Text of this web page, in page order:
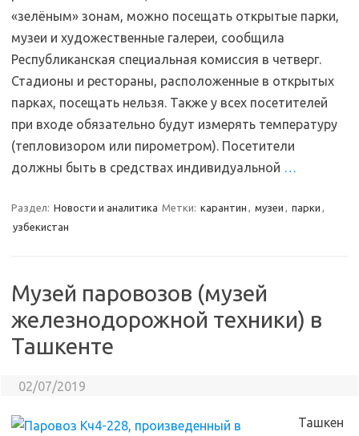
«зелёным» зонам, можно посещать открытые парки,
музеи и художественные галереи, сообщила
Республиканская специальная комиссия в четверг.
Стадионы и рестораны, расположенные в открытых
парках, посещать нельзя. Также у всех посетителей
при входе обязательно будут измерять температуру
(тепловизором или пирометром). Посетители
должны быть в средствах индивидуальной …
Раздел: Новости и аналитика Метки: карантин , музеи , парки ,
узбекистан
Музей паровозов (музей
железнодорожной техники) в
Ташкенте
02/07/2019
Ташкен